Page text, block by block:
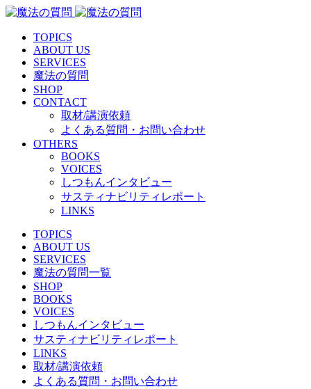
TOPICS
ABOUT US
SERVICES
魔法の質問
SHOP
CONTACT
取材/講演依頼
よくある質問・お問い合わせ
OTHERS
BOOKS
VOICES
しつもんインタビュー
サスティナビリティレポート
LINKS
TOPICS
ABOUT US
SERVICES
魔法の質問一覧
SHOP
BOOKS
VOICES
しつもんインタビュー
サスティナビリティレポート
LINKS
取材/講演依頼
よくある質問・お問い合わせ